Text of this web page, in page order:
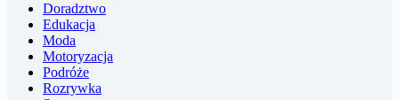
Doradztwo
Edukacja
Moda
Motoryzacja
Podróże
Rozrywka